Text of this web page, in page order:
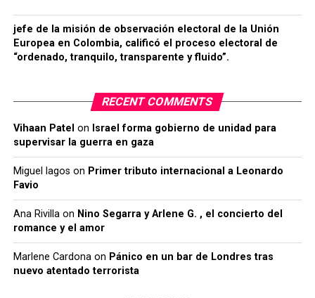
jefe de la misión de observación electoral de la Unión
Europea en Colombia, calificó el proceso electoral de
“ordenado, tranquilo, transparente y fluido”.
RECENT COMMENTS
Vihaan Patel on Israel forma gobierno de unidad para
supervisar la guerra en gaza
Miguel lagos on Primer tributo internacional a Leonardo
Favio
Ana Rivillaon Nino Segarra y Arlene G. , el concierto del
romance y el amor
Marlene Cardonaon Pánico en un bar de Londres tras
nuevo atentado terrorista